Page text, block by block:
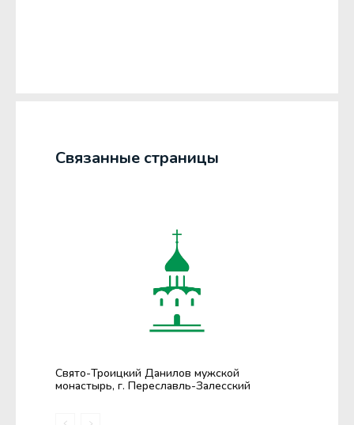
Связанные страницы
Свято-Троицкий Данилов мужской
монастырь, г. Переславль-Залесский